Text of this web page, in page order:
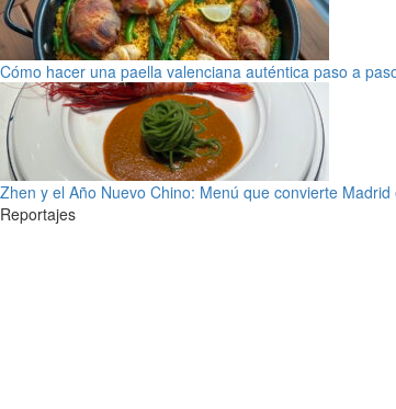
Cómo hacer una paella valenciana auténtica paso a
Zhen y el Año Nuevo Chino: Menú que convierte Madrid
Reportajes